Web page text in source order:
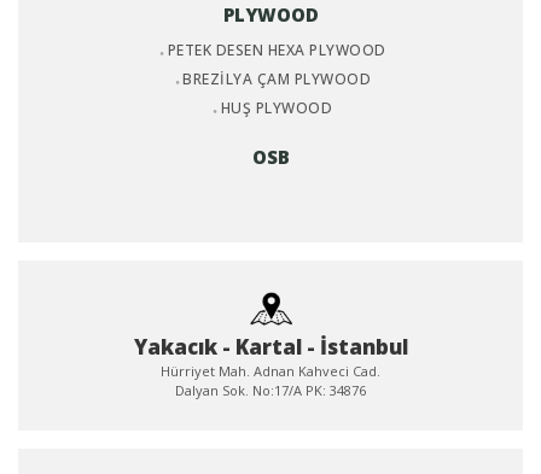
PLYWOOD
PETEK DESEN HEXA PLYWOOD
BREZİLYA ÇAM PLYWOOD
HUŞ PLYWOOD
OSB
Yakacık - Kartal - İstanbul
Hürriyet Mah. Adnan Kahveci Cad.
Dalyan Sok. No:17/A PK: 34876